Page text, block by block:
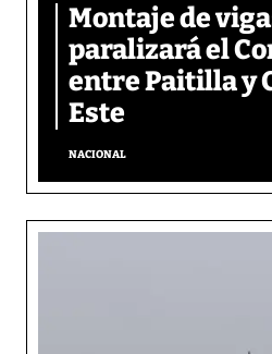
Montaje de
paralizará el
entre Paitilla y
Este
NACIONAL